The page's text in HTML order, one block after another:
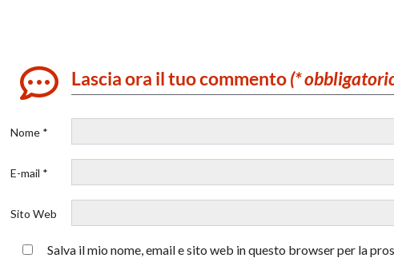
Lascia ora il tuo commento(*
Nome *
E-mail *
Sito Web
Salva il mio nome, email e sito web in questo browser per la